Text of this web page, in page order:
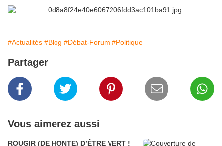
#Actualités #Blog #Débat-Forum #Politique
Partager
Vous aimerez aussi
ROUGIR (DE HONTE) D’ÊTRE VERT !